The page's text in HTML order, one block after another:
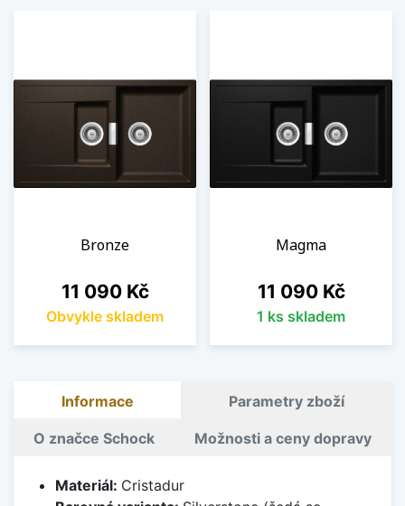
Bronze
Cena
11 090 Kč
Obvykle skladem
Magma
Cena
11 090 Kč
1 ks skladem
Informace Parametry zboží
O značce Schock Možnosti a ceny dopravy
Materiál: Cristadur